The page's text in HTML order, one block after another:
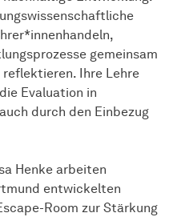
gemeinsam
Ihre Lehre
Evaluation in
durch den Einbezug
Henke arbeiten
entwickelten
Room zur Stärkung